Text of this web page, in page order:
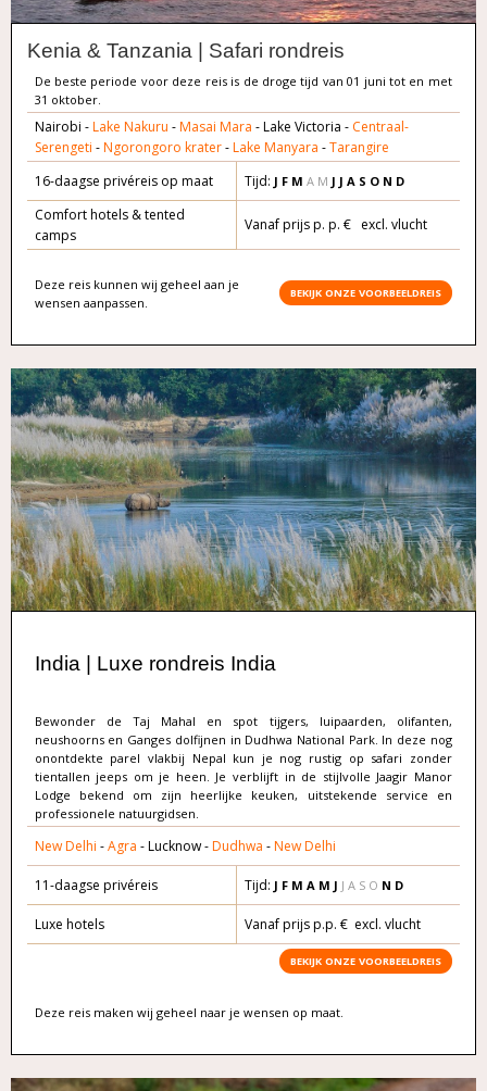
Kenia & Tanzania | Safari rondreis
De beste periode voor deze reis is de droge tijd van 01 juni tot en met
31 oktober.
Nairobi -Lake Nakuru -Masai Mara - Lake Victoria - Centraal-
Serengeti -Ngorongoro krater-Lake Manyara -Tarangire
16-daagse privéreis op maat
Tijd: J F M A M J J A S O N D
Comfort hotels & tented
camps
Vanaf prijs p. p. € excl. vlucht
Deze reis kunnen wij geheel aan je
wensen aanpassen.
BEKIJK ONZE VOORBEELDREIS
India | Luxe rondreis India
Bewonder de Taj Mahal en spot tijgers, luipaarden, olifanten,
neushoorns en Ganges dolfijnen in Dudhwa National Park. In deze nog
onontdekte parel vlakbij Nepal kun je nog rustig op safari zonder
tientallen jeeps om je heen. Je verblijft in de stijlvolle Jaagir Manor
Lodge bekend om zijn heerlijke keuken, uitstekende service en
professionele natuurgidsen.
New Delhi -Agra - Lucknow -Dudhwa -New Delhi
11-daagse privéreis Tijd: J F M A M J J A S O N D
Luxe hotels Vanaf prijs p.p. € excl. vlucht
BEKIJK ONZE VOORBEELDREIS
Deze reis maken wij geheel naar je wensen op maat.